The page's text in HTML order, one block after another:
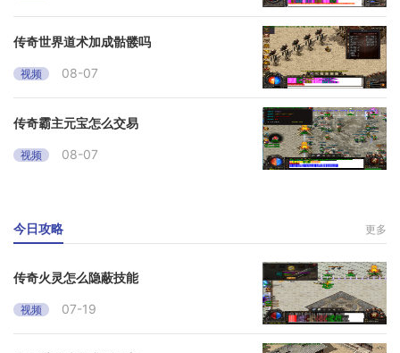
传奇世界道术加成骷髅吗
视频 08-07
传奇霸主元宝怎么交易
视频 08-07
今日攻略 更多
传奇火灵怎么隐蔽技能
视频 07-19